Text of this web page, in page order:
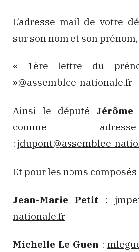
L’adresse mail de votre
sur son nom et son
« 1ère lettre du
»@assemblee-nationale.fr
Ainsi le député Jérôme
comme
: jdupont@assemblee-
Et pour les noms composés
Jean-Marie Petit :
nationale.fr
Michelle Le Guen :